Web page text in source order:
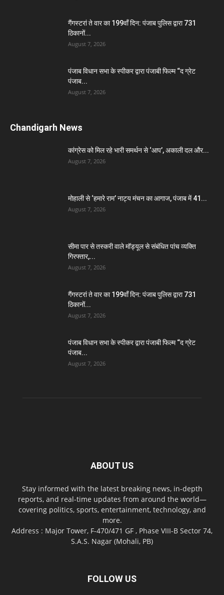
गैंगस्टरां ते वार का 199वाँ दिन: पंजाब पुलिस द्वारा 731
ठिकानों...
August 7, 2026
पंजाब विधान सभा के स्पीकर द्वारा पंजाबी फिल्म “द ग्रेट
पंजाब...
August 7, 2026
Chandigarh News
कांग्रेस को मिल रहे भारी समर्थन से ‘आप’, अकाली दल और...
August 7, 2026
मोहाली से ‘हमारे राम’ नाट्य मंचन का आगाज, पंजाब में 41...
August 7, 2026
सीमा पार से तस्करी वाले मॉड्यूल से संबंधित पांच व्यक्ति
गिरफ्तार,...
August 7, 2026
गैंगस्टरां ते वार का 199वाँ दिन: पंजाब पुलिस द्वारा 731
ठिकानों...
August 7, 2026
पंजाब विधान सभा के स्पीकर द्वारा पंजाबी फिल्म “द ग्रेट
पंजाब...
August 7, 2026
ABOUT US
Stay informed with the latest breaking news, in-depth
reports, and real-time updates from around the world—
covering politics, sports, entertainment, technology, and
more.
Address : Major Tower, F-470/471 GF , Phase VIII-B Sector 74,
S.A.S. Nagar (Mohali, PB)
FOLLOW US